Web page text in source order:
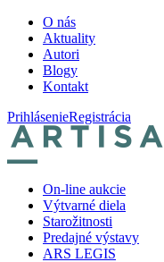
O nás
Aktuality
Autori
Blogy
Kontakt
PrihlásenieRegistrácia
On-line aukcie
Výtvarné diela
Starožitnosti
Predajné výstavy
ARS LEGIS